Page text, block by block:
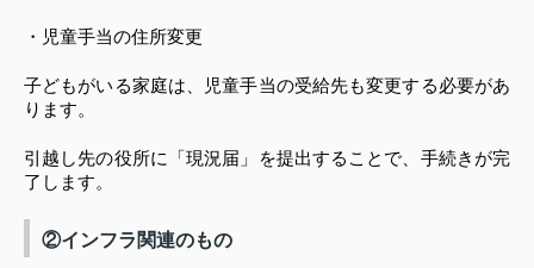
・児童手当の住所変更
子どもがいる家庭は、児童手当の受給先も変更する必要があ
ります。
引越し先の役所に「現況届」を提出することで、手続きが完
了します。
②インフラ関連のもの